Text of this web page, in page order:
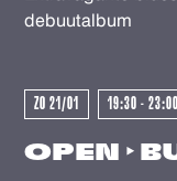
debuutalbum
ZO 21/01 19:30 - 23:00
OPEN ‣